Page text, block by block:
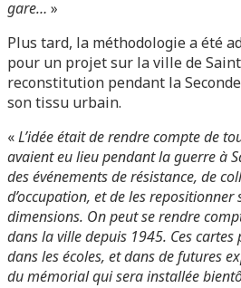
gare… »
Plus tard, la méthodologie a été
pour un projet sur la ville de
reconstitution pendant la
son tissu urbain.
«L’idée était de rendre compte de
avaient eu lieu pendant la guerre à
des événements de résistance, de
d’occupation, et de les
dimensions. On peut se rendre
dans la ville depuis 1945. Ces cartes
dans les écoles, et dans de futures
du mémorial qui sera installée